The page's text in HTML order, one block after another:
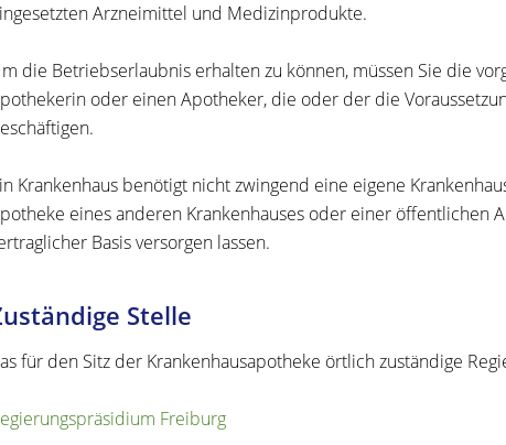
Arzneimittel und Medizinprodukte.
die Betriebserlaubnis erhalten zu können, müssen Sie die
oder einen Apotheker, die oder der die
Krankenhaus benötigt nicht zwingend eine eigene
eines anderen Krankenhauses oder einer öffentlichen
Basis versorgen lassen.
Stelle
für den Sitz der Krankenhausapotheke örtlich zuständige
Freiburg